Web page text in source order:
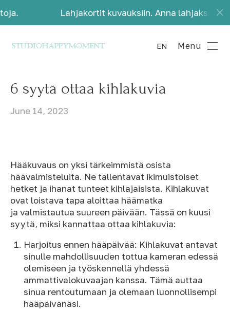
Lahjakortit kuvauksiin. Anna lahjaksi kauniita
EN Menu
6 syytä ottaa kihlakuvia
June 14, 2023
Hääkuvaus on yksi tärkeimmistä osista
häävalmisteluita. Ne tallentavat ikimuistoiset
hetket ja ihanat tunteet kihlajaisista. Kihlakuvat
ovat loistava tapa aloittaa häämatka
ja valmistautua suureen päivään. Tässä on kuusi
syytä, miksi kannattaa ottaa kihlakuvia:
Harjoitus ennen hääpäivää: Kihlakuvat antavat
sinulle mahdollisuuden tottua kameran edessä
olemiseen ja työskennellä yhdessä
ammattivalokuvaajan kanssa. Tämä auttaa
sinua rentoutumaan ja olemaan luonnollisempi
hääpäivänäsi.